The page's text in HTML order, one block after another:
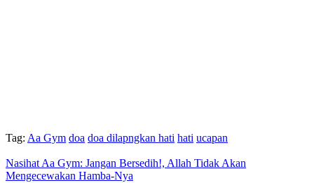
Tag: Aa Gym doa doa dilapngkan hati hati ucapan
Nasihat Aa Gym: Jangan Bersedih!, Allah Tidak Akan
Mengecewakan Hamba-Nya